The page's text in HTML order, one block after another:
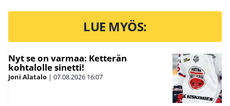
LUE MYÖS:
Nyt se on varmaa: Ketterän
kohtalolle sinetti!
Joni Alatalo | 07.08.2026 16:07